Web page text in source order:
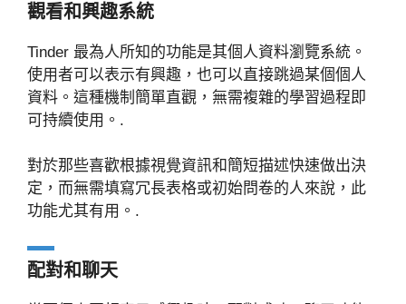
觀看和興趣系統
Tinder 最為人所知的功能是其個人資料瀏覽系統。
使用者可以表示有興趣，也可以直接跳過某個個人
資料。這種機制簡單直觀，無需複雜的學習過程即
可持續使用。.
對於那些喜歡根據視覺資訊和簡短描述快速做出決
定，而無需填寫冗長表格或初始問卷的人來說，此
功能尤其有用。.
配對和聊天